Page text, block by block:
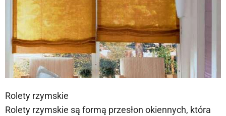
Rolety rzymskie
Rolety rzymskie są formą przesłon okiennych, która